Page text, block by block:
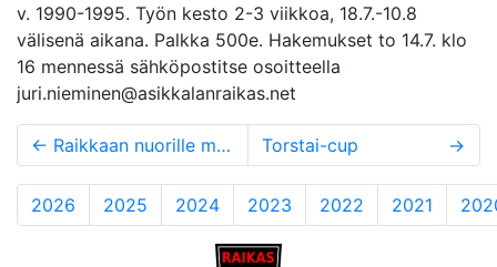
v. 1990-1995. Työn kesto 2-3 viikkoa, 18.7.-10.8
välisenä aikana. Palkka 500e. Hakemukset to 14.7. klo
16 mennessä sähköpostitse osoitteella
juri.nieminen@asikkalanraikas.net
← Raikkaan nuorille menestystä FJG:stä Torstai-cup →
2026 2025 2024 2023 2022 2021